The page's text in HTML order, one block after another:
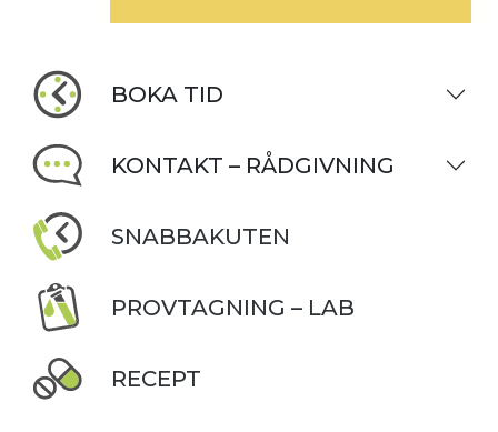
BOKA TID
KONTAKT – RÅDGIVNING
SNABBAKUTEN
PROVTAGNING – LAB
RECEPT